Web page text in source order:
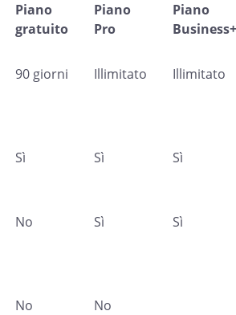
Piano
gratuito
Piano
Pro
Piano
Business+
90 giorni Illimitato Illimitato
Sì Sì Sì
No Sì Sì
No
No